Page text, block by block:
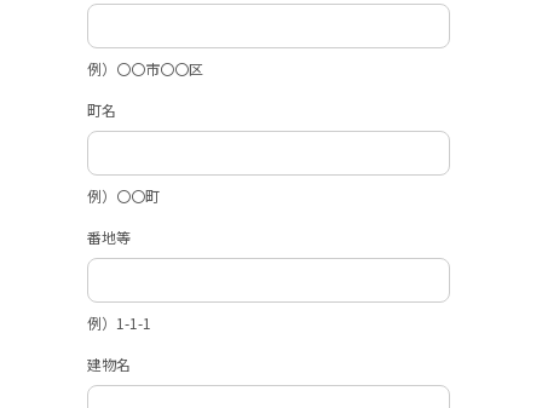
例）〇〇市〇〇区
町名
例）〇〇町
番地等
例）1-1-1
建物名